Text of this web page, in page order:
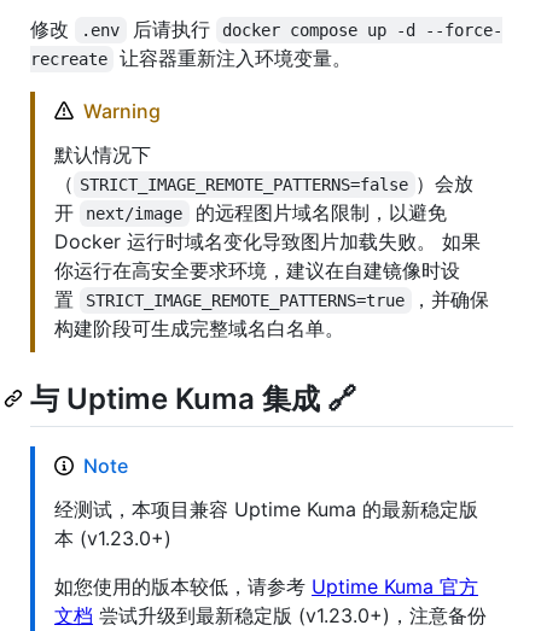
修改 .env 后请执行
docker compose up -d --force-
recreate
让容器重新注入环境变量。
Warning
默认情况下
（ STRICT_IMAGE_REMOTE_PATTERNS=false ）会放
开
next/image
的远程图片域名限制，以避免
Docker 运行时域名变化导致图片加载失败。 如果
你运行在高安全要求环境，建议在自建镜像时设
置
STRICT_IMAGE_REMOTE_PATTERNS=true
，并确保
构建阶段可生成完整域名白名单。
与 Uptime Kuma 集成 🔗
Note
经测试，本项目兼容 Uptime Kuma 的最新稳定版
本 (v1.23.0+)
如您使用的版本较低，请参考 Uptime Kuma 官方
文档 尝试升级到最新稳定版 (v1.23.0+)，注意备份